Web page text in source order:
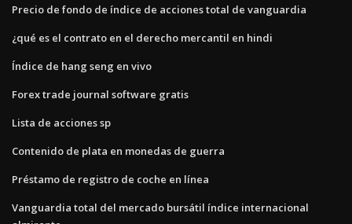
Precio de fondo de índice de acciones total de vanguardia
¿qué es el contrato en el derecho mercantil en hindi
Índice de hang seng en vivo
Forex trade journal software gratis
Lista de acciones sp
Contenido de plata en monedas de guerra
Préstamo de registro de coche en línea
Vanguardia total del mercado bursátil índice internacional